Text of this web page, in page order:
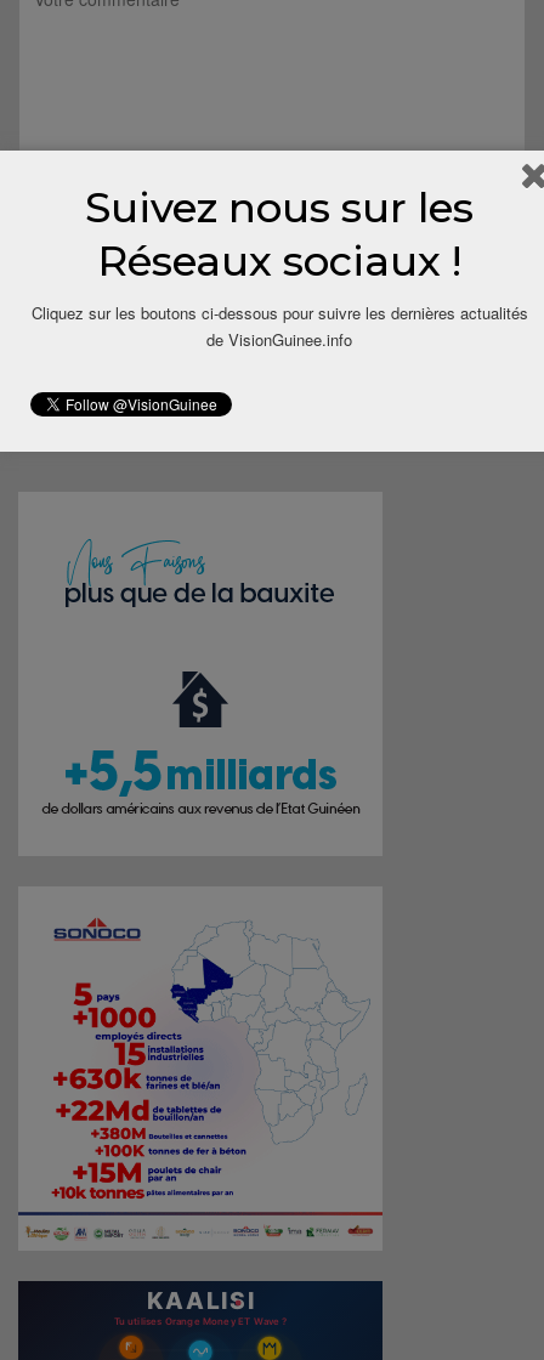
Save my name, email, and website in this browser for the next
Suivez nous sur les
Réseaux sociaux !
Cliquez sur les boutons ci-dessous pour suivre les dernières actualités
de VisionGuinee.info